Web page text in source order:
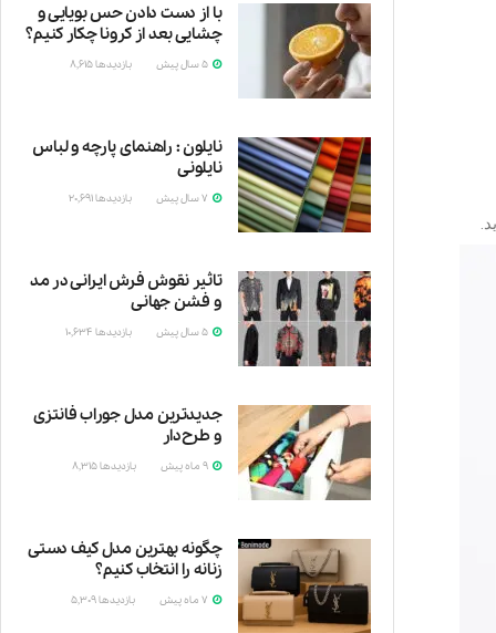
با از دست دادن حس بویایی و
چشایی بعد از کرونا چکار کنیم؟
بازدیدها8,615
نایلون : راهنمای پارچه و لباس
نایلونی
بازدیدها20,691
تاثیر نقوش فرش ایرانی در مد
و فشن جهانی
بازدیدها 10,634
جدیدترین مدل‌ جوراب فانتزی
و طرح‌دار
بازدیدها8,315
چگونه بهترین مدل کیف دستی
زنانه را انتخاب کنیم؟
بازدیدها5,309